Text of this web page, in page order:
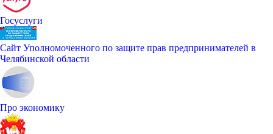
Госуслуги
Сайт Уполномоченного по защите прав предпринимателей в
Челябинской области
Про экономику